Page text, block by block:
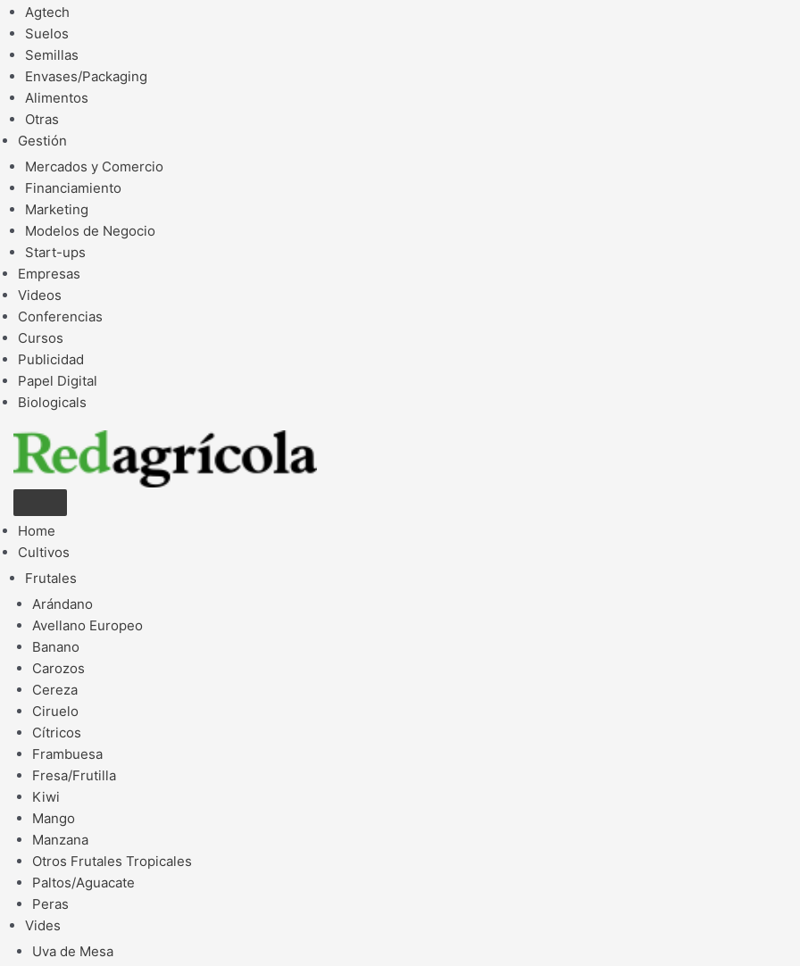
Agtech
Suelos
Semillas
Envases/Packaging
Alimentos
Otras
Gestión
Mercados y Comercio
Financiamiento
Marketing
Modelos de Negocio
Start-ups
Empresas
Videos
Conferencias
Cursos
Publicidad
Papel Digital
Biologicals
Home
Cultivos
Frutales
Arándano
Avellano Europeo
Banano
Carozos
Cereza
Ciruelo
Cítricos
Frambuesa
Fresa/Frutilla
Kiwi
Mango
Manzana
Otros Frutales Tropicales
Paltos/Aguacate
Peras
Vides
Uva de Mesa